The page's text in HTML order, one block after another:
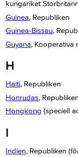
kungariket
Guinea, Republiken
Guinea-Bissau,
Guyana, Kooperativa
H
Haiti, Republiken
Honrudas,
Hongkong (speciell
I
Indien, Republiken